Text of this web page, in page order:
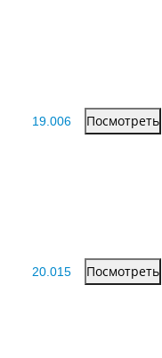
19.006 Посмотреть
20.015 Посмотреть